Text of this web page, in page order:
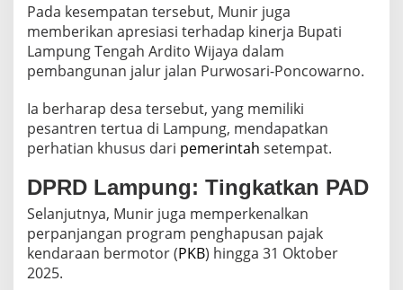
Pada kesempatan tersebut, Munir juga
memberikan apresiasi terhadap kinerja Bupati
Lampung Tengah Ardito Wijaya dalam
pembangunan jalur jalan Purwosari-Poncowarno.
Ia berharap desa tersebut, yang memiliki
pesantren tertua di Lampung, mendapatkan
perhatian khusus dari pemerintah setempat.
DPRD Lampung: Tingkatkan PAD
Selanjutnya, Munir juga memperkenalkan
perpanjangan program penghapusan pajak
kendaraan bermotor (PKB) hingga 31 Oktober
2025.